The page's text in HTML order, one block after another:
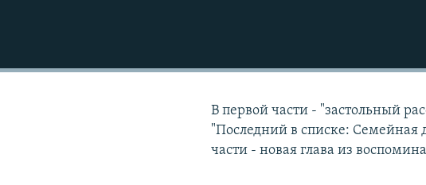
В первой части - "застольный
"Последний в списке: Семейная
части - новая глава из